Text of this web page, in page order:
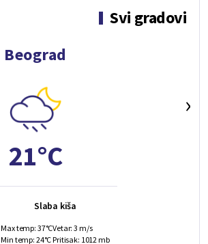
Svi gradovi
Beograd
21°C
Slaba kiša
Max temp: 37°C
Min temp: 24°C
Vetar: 3 m/s
Pritisak: 1012 mb
›